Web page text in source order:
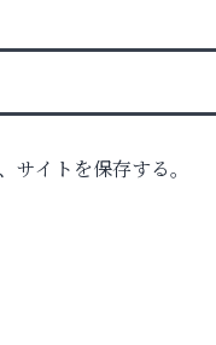
イトを保存する。